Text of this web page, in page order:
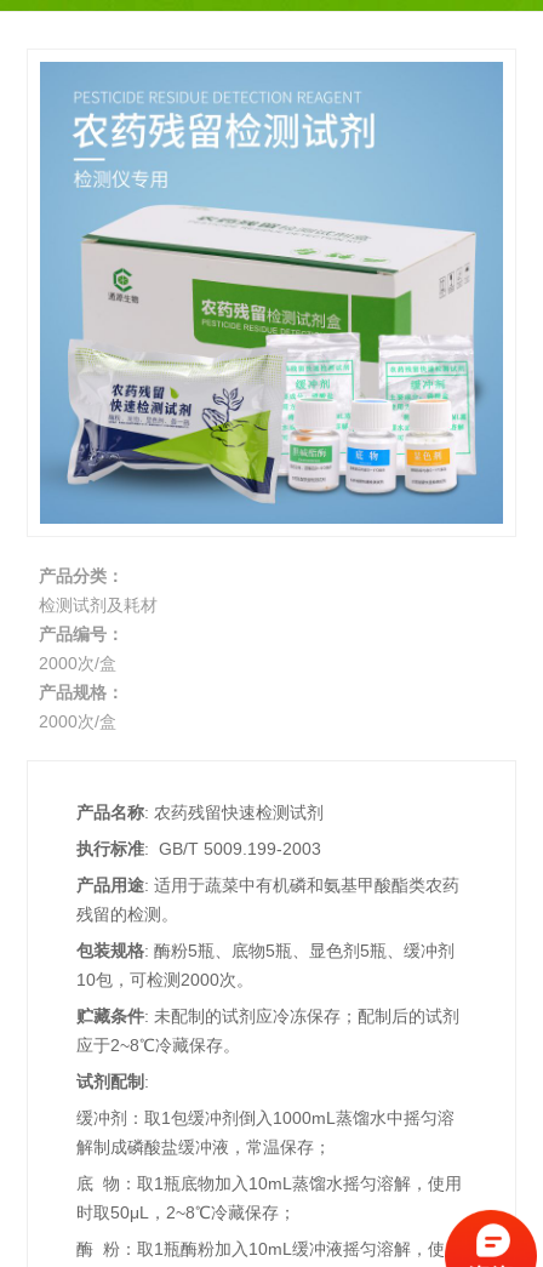
产品分类：
检测试剂及耗材
产品编号：
2000次/盒
产品规格：
2000次/盒
产品名称: 农药残留快速检测试剂
执行标准: GB/T 5009.199-2003
产品用途: 适用于蔬菜中有机磷和氨基甲酸酯类农药
残留的检测。
包装规格: 酶粉5瓶、底物5瓶、显色剂5瓶、缓冲剂
10包，可检测2000次。
贮藏条件: 未配制的试剂应冷冻保存；配制后的试剂
应于2~8℃冷藏保存。
试剂配制 :
缓冲剂：取1包缓冲剂倒入1000mL蒸馏水中摇匀溶
解制成磷酸盐缓冲液，常温保存；
底 物：取1瓶底物加入10mL蒸馏水摇匀溶解，使用
时取50μL，2~8℃冷藏保存；
酶 粉：取1瓶酶粉加入10mL缓冲液摇匀溶解，使用